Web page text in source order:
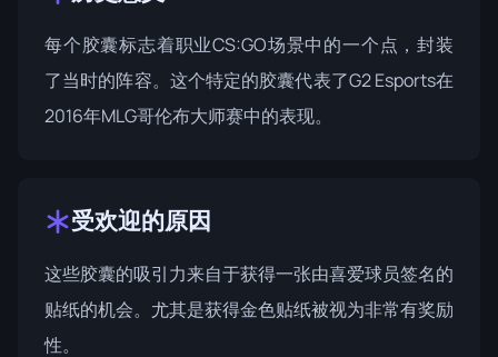
每个胶囊标志着职业CS:GO场景中的一个点，封装
了当时的阵容。这个特定的胶囊代表了G2 Esports在
2016年MLG哥伦布大师赛中的表现。
受欢迎的原因
这些胶囊的吸引力来自于获得一张由喜爱球员签名的
贴纸的机会。尤其是获得金色贴纸被视为非常有奖励
性。